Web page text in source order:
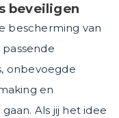
beveiligen
bescherming van
onbevoegde
en
Als jij het idee